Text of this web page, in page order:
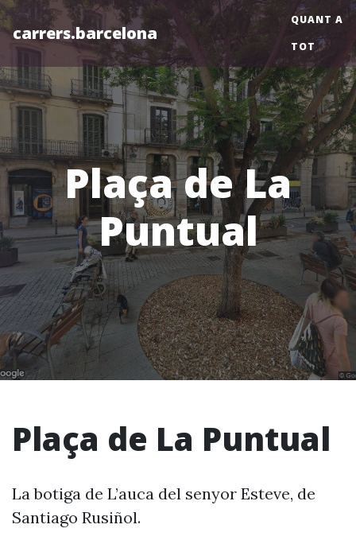
carrers.barcelona
QUANT A
TOT
Plaça de La
Puntual
Plaça de La Puntual
La botiga de L’auca del senyor Esteve, de
Santiago Rusiñol.